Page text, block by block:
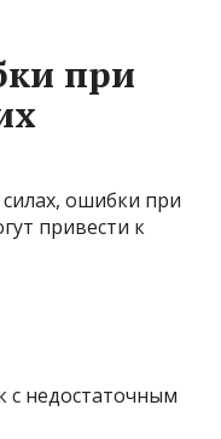
при
ошибки при
привести к
с недостаточным